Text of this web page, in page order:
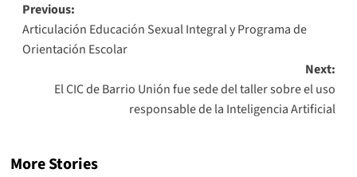
Previous:
Articulación Educación Sexual Integral y Programa de
Orientación Escolar
Next:
El CIC de Barrio Unión fue sede del taller sobre el uso
responsable de la Inteligencia Artificial
More Stories